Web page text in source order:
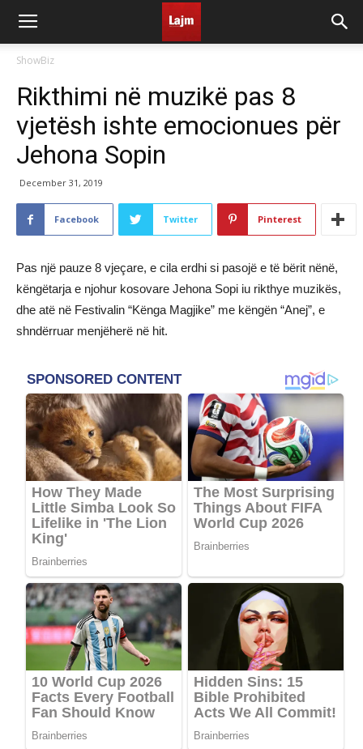
ShowBiz
Rikthimi në muzikë pas 8
vjetësh ishte emocionues për
Jehona Sopin
December 31, 2019
Facebook Twitter Pinterest
Pas një pauze 8 vjeçare, e cila erdhi si pasojë e të bërit nënë,
këngëtarja e njohur kosovare Jehona Sopi iu rikthye muzikës,
dhe atë në Festivalin “Kënga Magjike” me këngën “Anej”, e
shndërruar menjëherë në hit.